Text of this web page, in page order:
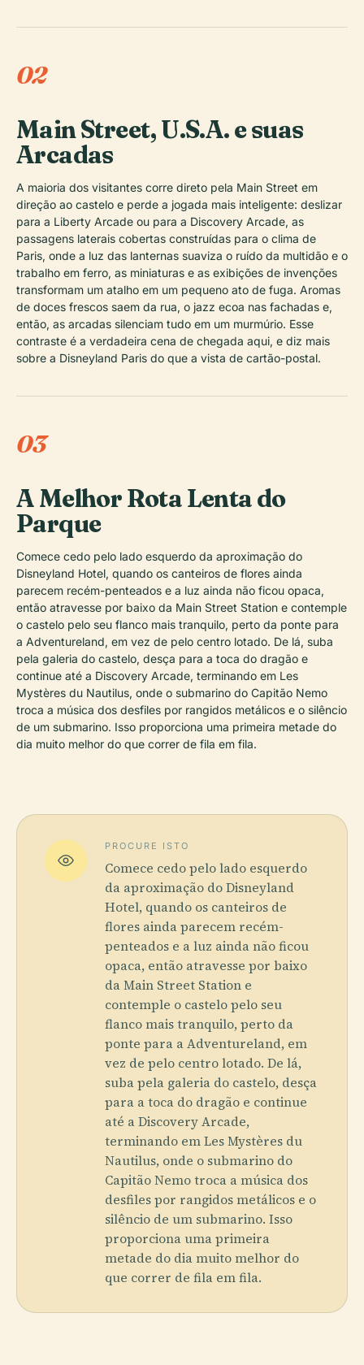
02
Main Street, U.S.A. e suas
Arcadas
A maioria dos visitantes corre direto pela Main Street em
direção ao castelo e perde a jogada mais inteligente: deslizar
para a Liberty Arcade ou para a Discovery Arcade, as
passagens laterais cobertas construídas para o clima de
Paris, onde a luz das lanternas suaviza o ruído da multidão e o
trabalho em ferro, as miniaturas e as exibições de invenções
transformam um atalho em um pequeno ato de fuga. Aromas
de doces frescos saem da rua, o jazz ecoa nas fachadas e,
então, as arcadas silenciam tudo em um murmúrio. Esse
contraste é a verdadeira cena de chegada aqui, e diz mais
sobre a Disneyland Paris do que a vista de cartão-postal.
03
A Melhor Rota Lenta do
Parque
Comece cedo pelo lado esquerdo da aproximação do
Disneyland Hotel, quando os canteiros de flores ainda
parecem recém-penteados e a luz ainda não ficou opaca,
então atravesse por baixo da Main Street Station e contemple
o castelo pelo seu flanco mais tranquilo, perto da ponte para
a Adventureland, em vez de pelo centro lotado. De lá, suba
pela galeria do castelo, desça para a toca do dragão e
continue até a Discovery Arcade, terminando em Les
Mystères du Nautilus, onde o submarino do Capitão Nemo
troca a música dos desfiles por rangidos metálicos e o silêncio
de um submarino. Isso proporciona uma primeira metade do
dia muito melhor do que correr de fila em fila.
PROCURE ISTO
Comece cedo pelo lado esquerdo
da aproximação do Disneyland
Hotel, quando os canteiros de
flores ainda parecem recém-
penteados e a luz ainda não ficou
opaca, então atravesse por baixo
da Main Street Station e
contemple o castelo pelo seu
flanco mais tranquilo, perto da
ponte para a Adventureland, em
vez de pelo centro lotado. De lá,
suba pela galeria do castelo, desça
para a toca do dragão e continue
até a Discovery Arcade,
terminando em Les Mystères du
Nautilus, onde o submarino do
Capitão Nemo troca a música dos
desfiles por rangidos metálicos e o
silêncio de um submarino. Isso
proporciona uma primeira
metade do dia muito melhor do
que correr de fila em fila.